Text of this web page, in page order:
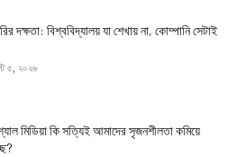
দক্ষতা: বিশ্ববিদ্যালয় যা শেখায় না, কোম্পানি সেটাই
৫, ২০২৬
মিডিয়া কি সত্যিই আমাদের সৃজনশীলতা কমিয়ে